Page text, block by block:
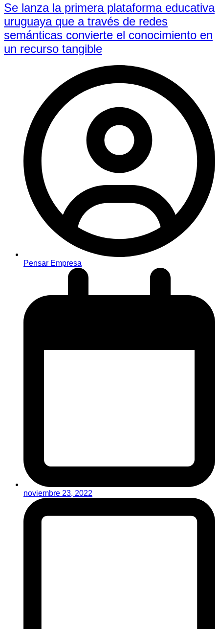
Se lanza la primera plataforma educativa
uruguaya que a través de redes
semánticas convierte el conocimiento en
un recurso tangible
Pensar Empresa
noviembre 23, 2022